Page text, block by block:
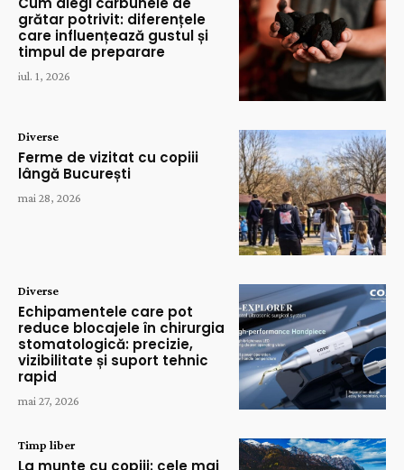
grătar potrivit: diferențele
care influențează gustul și
timpul de preparare
iul. 1, 2026
Diverse
Ferme de vizitat cu copiii
lângă București
mai 28, 2026
Diverse
Echipamentele care pot
reduce blocajele în chirurgia
stomatologică: precizie,
vizibilitate și suport tehnic
rapid
mai 27, 2026
Timp liber
La munte cu copiii: cele mai